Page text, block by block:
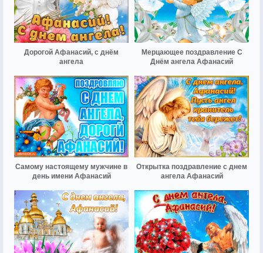
Дорогой Афанасий, с днём
ангела
Мерцающее поздравление С
Днём ангела Афанасий
Самому настоящему мужчине в
день имени Афанасий
Открытка поздравление с днем
ангела Афанасий